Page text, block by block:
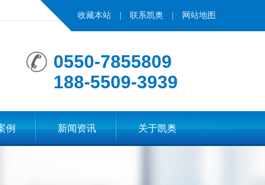
收藏本站 联系凯奥 网站地图
0550-7855809
188-5509-3939
例 新闻资讯 关于凯奥